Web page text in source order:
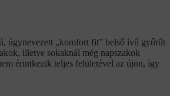
úgynevezett „komfort fit” belső ívű gyűrűt
illetve sokaknál még napszakok
érintkezik teljes felületével az újon, így